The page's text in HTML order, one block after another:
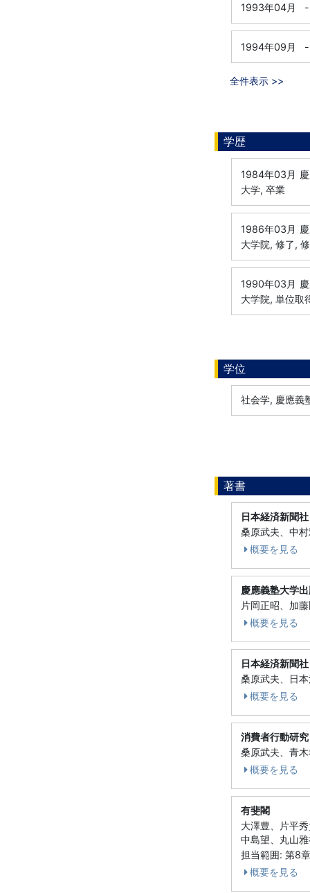
1993年04月 -
1994年09月 -
全件表示 >>
学歴
1984年03月
大学, 卒業
1986年03月
大学院, 修了,
1990年03月
大学院, 単位取
学位
社会学, 慶應義
著書
日本経済新聞社
桑原武夫、中
概要を見る
慶應義塾大学
片岡正昭、加
概要を見る
日本経済新聞社
桑原武夫、日
概要を見る
消費者行動研究
桑原武夫、青
概要を見る
有斐閣
大澤豊、片平
中島望、丸山
担当範囲: 第8章
概要を見る